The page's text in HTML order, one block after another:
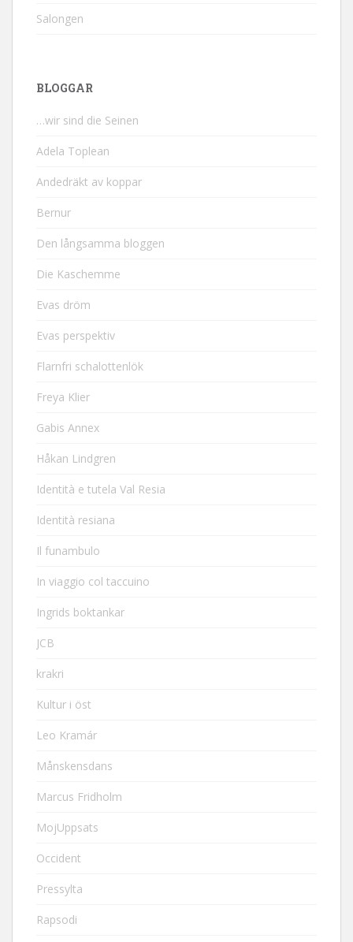
Salongen
BLOGGAR
…wir sind die Seinen
Adela Toplean
Andedräkt av koppar
Bernur
Den långsamma bloggen
Die Kaschemme
Evas dröm
Evas perspektiv
Flarnfri schalottenlök
Freya Klier
Gabis Annex
Håkan Lindgren
Identità e tutela Val Resia
Identità resiana
Il funambulo
In viaggio col taccuino
Ingrids boktankar
JCB
krakri
Kultur i öst
Leo Kramár
Månskensdans
Marcus Fridholm
MojUppsats
Occident
Pressylta
Rapsodi